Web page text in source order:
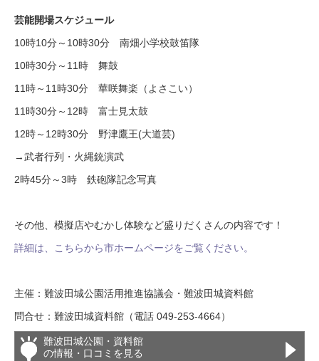
芸能開場スケジュール
10時10分～10時30分 南畑小学校鼓笛隊
10時30分～11時 舞鼓
11時～11時30分 華咲舞楽（よさこい）
11時30分～12時 富士見太鼓
12時～12時30分 野津鷹王(大道芸)
→武者行列・火縄銃演武
2時45分～3時 鉄砲隊記念写真
その他、模擬店やむかし体験など盛りだくさんの内容です！
詳細は、こちらから市ホームページをご覧ください。
主催：難波田城公園活用推進協議会・難波田城資料館
問合せ：難波田城資料館（電話 049-253-4664）
難波田城公園・資料館
の情報・口コミを見る